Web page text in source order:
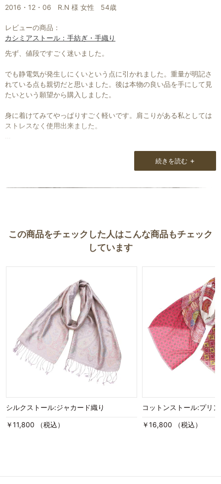
本当に良い商品ばかりでほしくなります。
また良い出会いがあれば是非購入したいと思います。
2016・12・06 R.N 様 女性 54歳
レビューの商品：
カシミアストール：手紡ぎ・手織り
先ず、値段ですごく迷いました。
でも静電気が発生しにくいという点に引かれました。重量が明記さ
れている点も親切だと思いました。後は本物の良い品を手にして見
たいという願望から購入しました。
身に着けてみてやっぱりすごく軽いです。肩こりがある私としては
ストレスなく使用出来ました。
の挨拶も添えられていて実に丁寧だと思いました。続きを読む +
この商品をチェックした人はこんな商品もチェック
しています
シルクストール:ジャカード織り
￥11,800 （税込）
コットンストール:プリ
￥16,800 （税込）